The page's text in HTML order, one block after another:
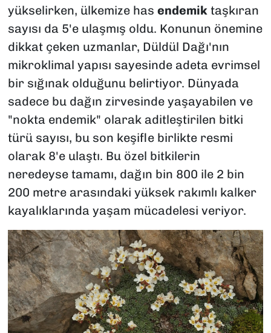
yükselirken, ülkemize has endemiktaşkıran
sayısı da 5'e ulaşmış oldu. Konunun önemine
dikkat çeken uzmanlar, Düldül Dağı'nın
mikroklimal yapısı sayesinde adeta evrimsel
bir sığınak olduğunu belirtiyor. Dünyada
sadece bu dağın zirvesinde yaşayabilen ve
"nokta endemik" olarak aditleştirilen bitki
türü sayısı, bu son keşifle birlikte resmi
olarak 8'e ulaştı. Bu özel bitkilerin
neredeyse tamamı, dağın bin 800 ile 2 bin
200 metre arasındaki yüksek rakımlı kalker
kayalıklarında yaşam mücadelesi veriyor.